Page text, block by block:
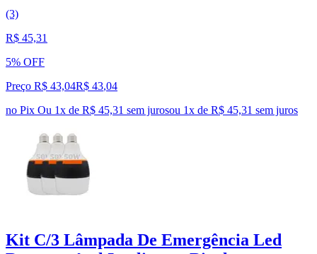
(3)
R$ 45,31
5% OFF
Preço R$ 43,04R$ 43,04
no Pix Ou 1x de R$ 45,31 sem jurosou 1x de R$ 45,31 sem juros
Kit C/3 Lâmpada De Emergência Led